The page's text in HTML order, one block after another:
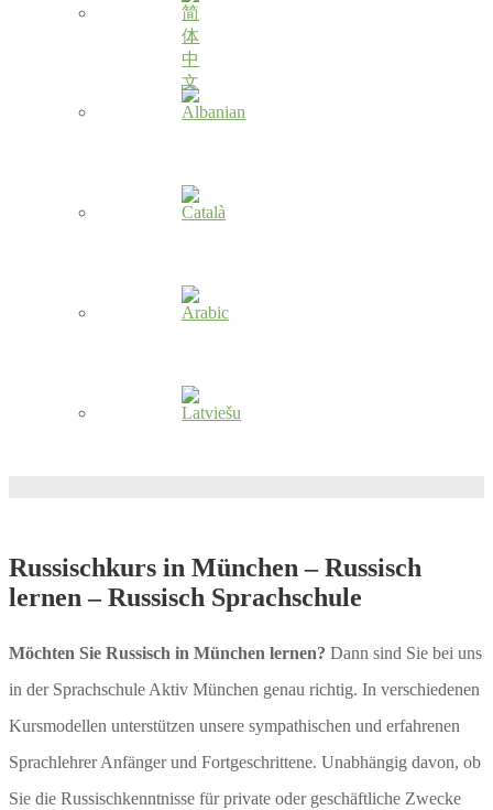
Russischkurs in München – Russisch
lernen – Russisch Sprachschule
Möchten Sie Russisch in München lernen? Dann sind Sie bei uns
in der Sprachschule Aktiv München genau richtig. In verschiedenen
Kursmodellen unterstützen unsere sympathischen und erfahrenen
Sprachlehrer Anfänger und Fortgeschrittene. Unabhängig davon, ob
Sie die Russischkenntnisse für private oder geschäftliche Zwecke